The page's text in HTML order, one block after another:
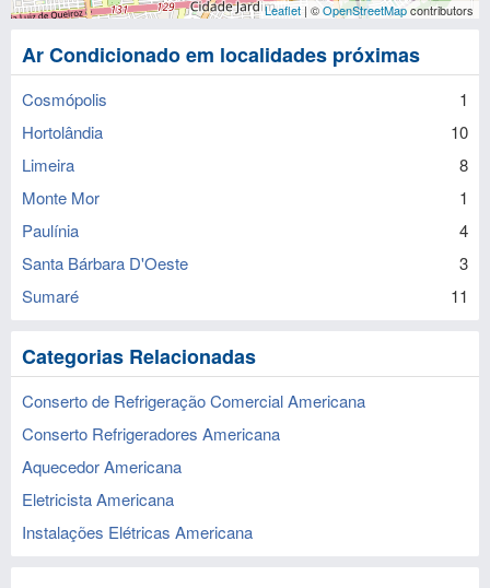
Leaflet | ©OpenStreetMapcontributors
Ar Condicionado em localidades próximas
Cosmópolis
1
Hortolândia
10
Limeira
8
Monte Mor
1
Paulínia
4
Santa Bárbara D'Oeste
3
Sumaré
11
Categorias Relacionadas
Conserto de Refrigeração Comercial Americana
Conserto Refrigeradores Americana
Aquecedor Americana
Eletricista Americana
Instalações Elétricas Americana